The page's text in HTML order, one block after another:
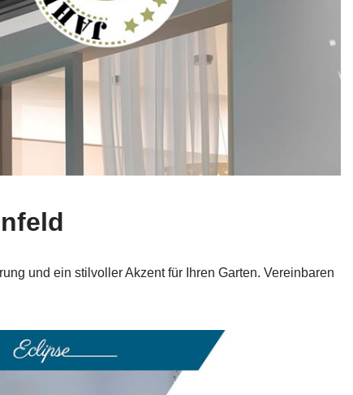
und ein stilvoller Akzent für Ihren Garten. Vereinbaren